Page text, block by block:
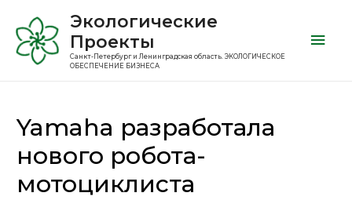
Экологические
Проекты
Санкт-Петербург и Ленинградская область. ЭКОЛОГИЧЕСКОЕ
ОБЕСПЕЧЕНИЕ БИЗНЕСА
Yamaha разработала
нового робота-
мотоциклиста